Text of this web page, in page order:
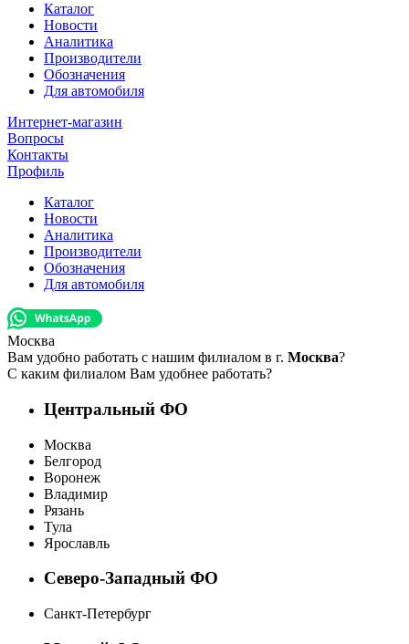
Каталог
Новости
Аналитика
Производители
Обозначения
Для автомобиля
Интернет-магазин
Вопросы
Контакты
Профиль
Каталог
Новости
Аналитика
Производители
Обозначения
Для автомобиля
Москва
Вам удобно работать с нашим филиалом в г. Москва?
С каким филиалом Вам удобнее работать?
Центральный ФО
Москва
Белгород
Воронеж
Владимир
Рязань
Тула
Ярославль
Северо-Западный ФО
Санкт-Петербург